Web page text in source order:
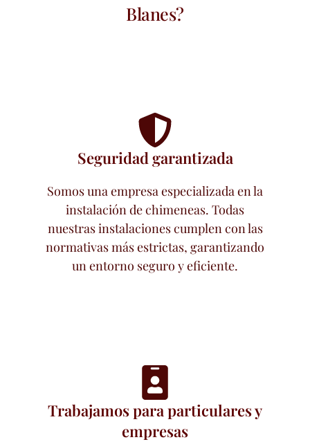
Blanes?
Seguridad garantizada
Somos una empresa especializada en la
instalación de chimeneas. Todas
nuestras instalaciones cumplen con las
normativas más estrictas, garantizando
un entorno seguro y eficiente.
Trabajamos para particulares y
empresas